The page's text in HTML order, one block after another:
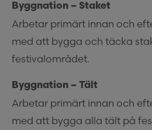
Byggnation – Staket
Arbetar primärt innan och
med att bygga och täcka
festivalområdet.
Byggnation – Tält
Arbetar primärt innan och
med att bygga alla tält på